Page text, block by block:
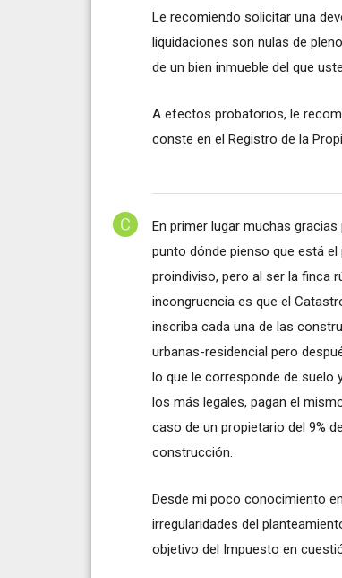
Le recomiendo solicitar una
liquidaciones son nulas de
de un bien inmueble del que
A efectos probatorios, le
conste en el Registro de la
En primer lugar muchas
punto dónde pienso que está
proindiviso, pero al ser la finca
incongruencia es que el
inscriba cada una de las
urbanas-residencial pero
lo que le corresponde de suelo
los más legales, pagan el
caso de un propietario del 9%
construcción.
Desde mi poco conocimiento
irregularidades del
objetivo del Impuesto en